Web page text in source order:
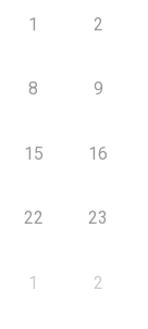
1 2
8 9
15 16
22 23
1 2